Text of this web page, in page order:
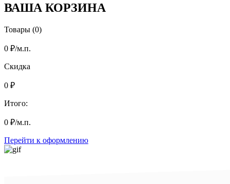
ВАША КОРЗИНА
Товары (0)
0 ₽/м.п.
Скидка
0 ₽
Итого:
0 ₽/м.п.
Перейти к оформлению